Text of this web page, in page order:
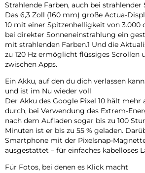
Strahlende Farben, auch bei strahlender
Das 6,3 Zoll (160 mm) große Actua-
10 mit einer Spitzenhelligkeit von 3.000
bei direkter Sonneneinstrahlung ein
mit strahlenden Farben.1 Und die
zu 120 Hz ermöglicht flüssiges Scrollen
zwischen Apps.
Ein Akku, auf den du dich verlassen
und ist im Nu wieder voll
Der Akku des Google Pixel 10 hält mehr
durch, bei Verwendung des Extrem-
nach dem Aufladen sogar bis zu 100
Minuten ist er bis zu 55 % geladen.
Smartphone mit der Pixelsnap-
ausgestattet – für einfaches kabelloses
Für Fotos, bei denen es Klick macht